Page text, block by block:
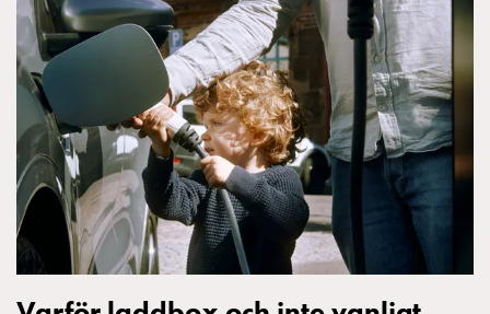
RAPID
Betalstationer
Support
Hitta
återförsäljare
Kunskap
Ordlista
elbilsladdning
Skillnaden
på
AC-
och